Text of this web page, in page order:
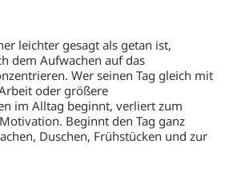
leichter gesagt als getan ist,
dem Aufwachen auf das
Wer seinen Tag gleich mit
oder größere
im Alltag beginnt, verliert zum
Beginnt den Tag ganz
Duschen, Frühstücken und zur